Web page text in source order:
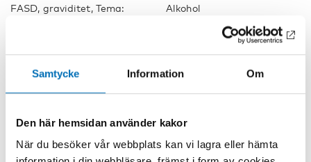
Samtycke Information Om
Den här hemsidan använder kakor
När du besöker vår webbplats kan vi lagra eller hämta
FASD, graviditet, Tema:
Alkohol
Relaterat innehåll